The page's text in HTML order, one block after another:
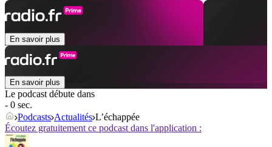
En savoir plus
En savoir plus
Le podcast débute dans
- 0 sec.
Podcasts Actualités L’échappée
Écoutez gratuitement ce podcast dans l'application :